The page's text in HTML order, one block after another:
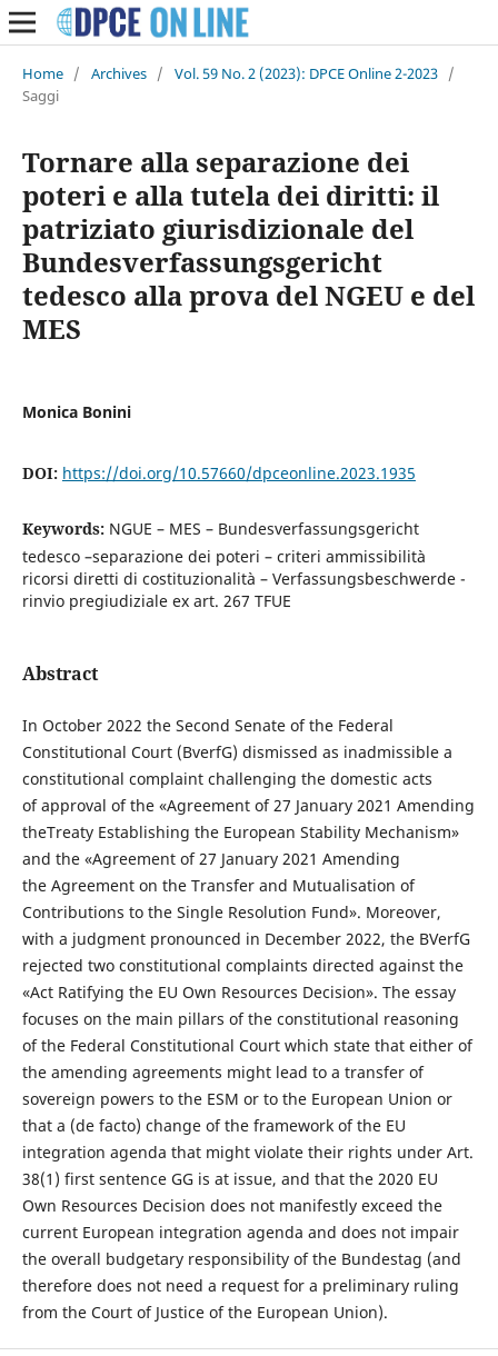
Home / Archives / Vol. 59 No. 2 (2023): DPCE Online 2-2023 /
Saggi
Tornare alla separazione dei
poteri e alla tutela dei diritti: il
patriziato giurisdizionale del
Bundesverfassungsgericht
tedesco alla prova del NGEU e del
MES
Monica Bonini
DOI: https://doi.org/10.57660/dpceonline.2023.1935
Keywords: NGUE – MES – Bundesverfassungsgericht
tedesco –separazione dei poteri – criteri ammissibilità
ricorsi diretti di costituzionalità – Verfassungsbeschwerde -
rinvio pregiudiziale ex art. 267 TFUE
Abstract
In October 2022 the Second Senate of the Federal
Constitutional Court (BverfG) dismissed as inadmissible a
constitutional complaint challenging the domestic acts
of approval of the «Agreement of 27 January 2021 Amending
theTreaty Establishing the European Stability Mechanism»
and the «Agreement of 27 January 2021 Amending
the Agreement on the Transfer and Mutualisation of
Contributions to the Single Resolution Fund». Moreover,
with a judgment pronounced in December 2022, the BVerfG
rejected two constitutional complaints directed against the
«Act Ratifying the EU Own Resources Decision». The essay
focuses on the main pillars of the constitutional reasoning
of the Federal Constitutional Court which state that either of
the amending agreements might lead to a transfer of
sovereign powers to the ESM or to the European Union or
that a (de facto) change of the framework of the EU
integration agenda that might violate their rights under Art.
38(1) first sentence GG is at issue, and that the 2020 EU
Own Resources Decision does not manifestly exceed the
current European integration agenda and does not impair
the overall budgetary responsibility of the Bundestag (and
therefore does not need a request for a preliminary ruling
from the Court of Justice of the European Union).